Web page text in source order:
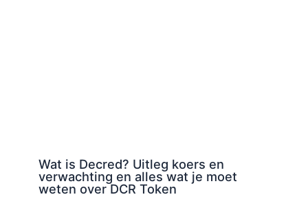
Wat is Decred? Uitleg koers en
verwachting en alles wat je moet
weten over DCR Token